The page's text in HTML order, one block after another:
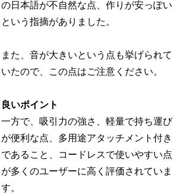
の日本語が不自然な点、作りが安っぽい
という指摘がありました。
また、音が大きいという点も挙げられて
いたので、この点はご注意ください。
良いポイント
一方で、吸引力の強さ、軽量で持ち運び
が便利な点、多用途アタッチメント付き
であること、コードレスで使いやすい点
が多くのユーザーに高く評価されていま
す。